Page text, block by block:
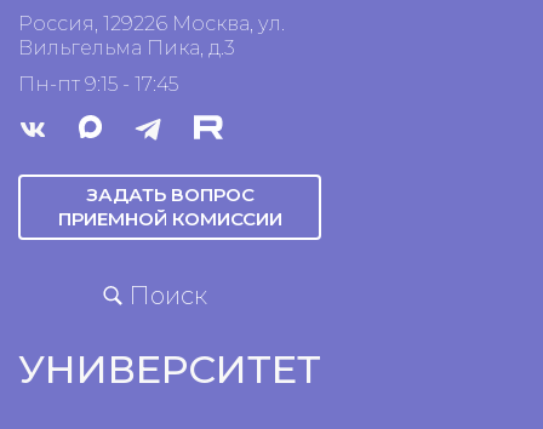
Россия, 129226 Москва, ул.
Вильгельма Пика, д.3
Пн-пт 9:15 - 17:45
ЗАДАТЬ ВОПРОС
ПРИЕМНОЙ КОМИССИИ
Поиск
УНИВЕРСИТЕТ